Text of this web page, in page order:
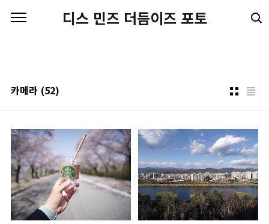
디스 민즈 더듬이즈 포토
카메라 (52)